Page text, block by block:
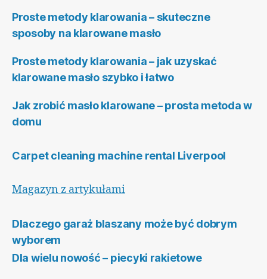
Proste metody klarowania – skuteczne
sposoby na klarowane masło
Proste metody klarowania – jak uzyskać
klarowane masło szybko i łatwo
Jak zrobić masło klarowane – prosta metoda w
domu
Carpet cleaning machine rental Liverpool
Magazyn z artykułami
Dlaczego garaż blaszany może być dobrym
wyborem
Dla wielu nowość – piecyki rakietowe